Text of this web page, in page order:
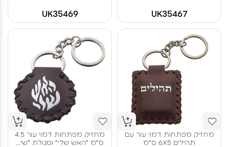
UK35467
UK35469
מחזיק מפתחות דמוי עור עם
תהילים 6X5 ס"מ
מחזיק מפתחות דמוי עור 4.5
ס"מ "האש שלי" וסגולת "שי...